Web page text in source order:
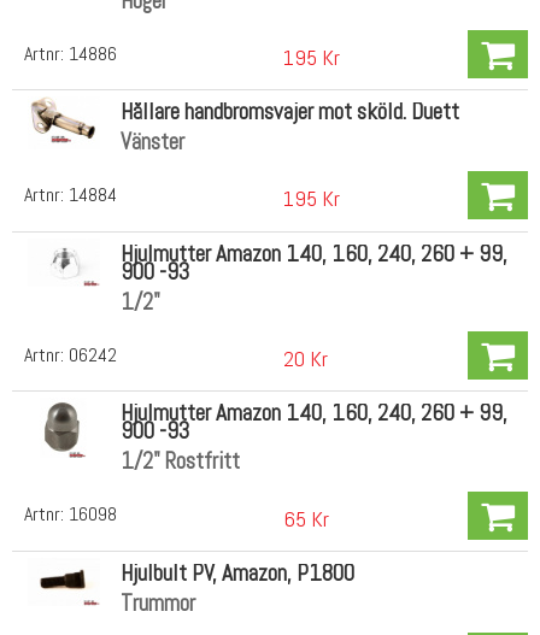
Artnr: 14886 195 Kr
Artnr: 14884
Hållare handbromsvajer mot sköld. Duett
Vänster
195 Kr
Artnr: 06242
Hjulmutter Amazon 140, 160, 240, 260 + 99,
900 -93
1/2"
20 Kr
Artnr: 16098
Hjulmutter Amazon 140, 160, 240, 260 + 99,
900 -93
1/2" Rostfritt
65 Kr
Hjulbult PV, Amazon, P1800
Trummor